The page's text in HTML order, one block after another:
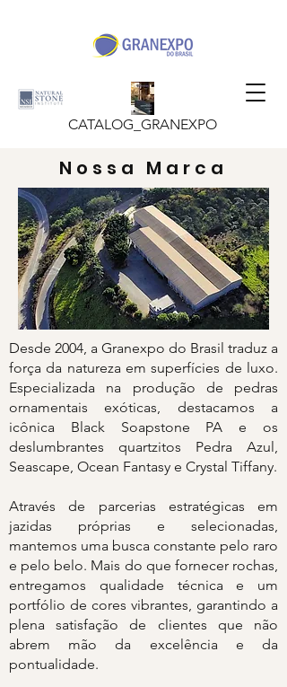
CATALOG_GRANEXPO
Nossa Marca
Desde 2004, a Granexpo do Brasil traduz a
força da natureza em superfícies de luxo.
Especializada na produção de pedras
ornamentais exóticas, destacamos a
icônica Black Soapstone PA e os
deslumbrantes quartzitos Pedra Azul,
Seascape, Ocean Fantasy e Crystal Tiffany.
Através de parcerias estratégicas em
jazidas próprias e selecionadas,
mantemos uma busca constante pelo raro
e pelo belo. Mais do que fornecer rochas,
entregamos qualidade técnica e um
portfólio de cores vibrantes, garantindo a
plena satisfação de clientes que não
abrem mão da excelência e da
pontualidade.